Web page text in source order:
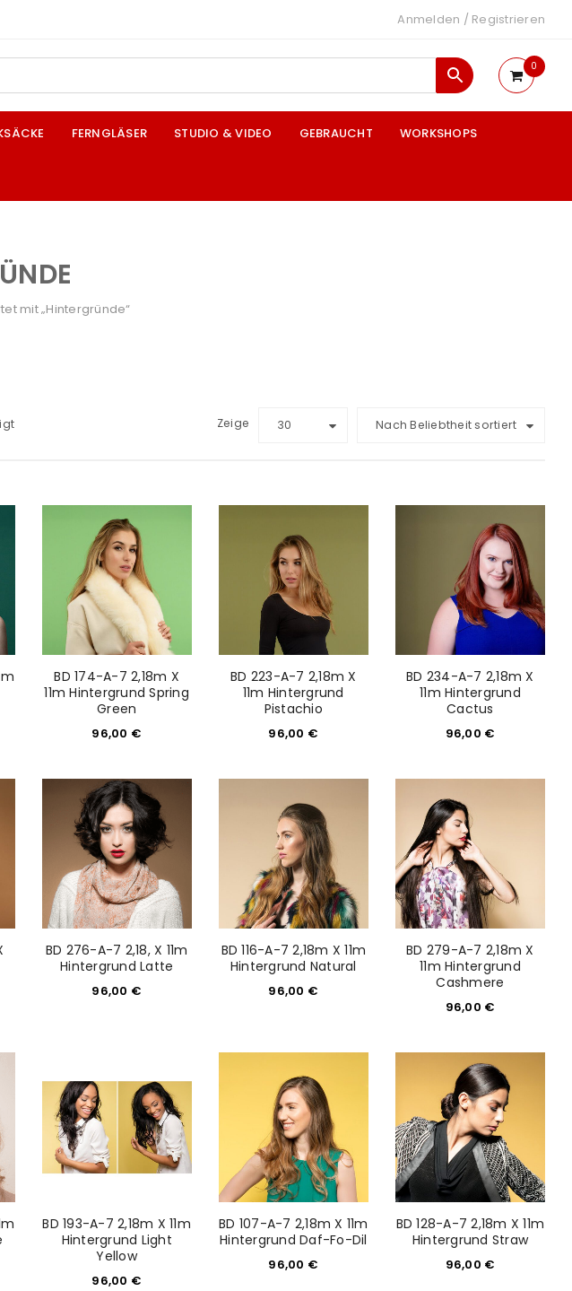
Anmelden / Registrieren
0
FERNGLÄSER STUDIO & VIDEO GEBRAUCHT WORKSHOPS
mit „Hintergründe“
Nach Beliebtheit sortiert
Zeige 30
BD 174-A-7 2,18m X
11m Hintergrund Spring
Green
96,00 €
BD 223-A-7 2,18m X
11m Hintergrund
Pistachio
96,00 €
BD 234-A-7 2,18m X
11m Hintergrund
Cactus
96,00 €
BD 276-A-7 2,18, X 11m
Hintergrund Latte
96,00 €
BD 116-A-7 2,18m X 11m
Hintergrund Natural
96,00 €
BD 279-A-7 2,18m X
11m Hintergrund
Cashmere
96,00 €
BD 193-A-7 2,18m X 11m
Hintergrund Light
Yellow
96,00 €
BD 107-A-7 2,18m X 11m
Hintergrund Daf-Fo-Dil
96,00 €
BD 128-A-7 2,18m X 11m
Hintergrund Straw
96,00 €